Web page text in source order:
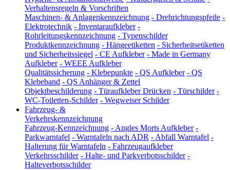
Verhaltensregeln & Vorschriften
Maschinen- & Anlagenkennzeichnung - Drehrichtungspfeile -
Elektrotechnik - Inventaraufkleber -
Rohrleitungskennzeichnung - Typenschilder
Produktkennzeichnung - Hängeetiketten - Sicherheitsetiketten
und Sicherheitssiegel - CE Aufkleber - Made in Germany
Aufkleber - WEEE Aufkleber
Qualitätssicherung - Klebepunkte - QS Aufkleber - QS
Klebeband - QS Anhänger & Zettel
Objektbeschilderung - Türaufkleber Drücken - Türschilder -
WC-Toiletten-Schilder - Wegweiser Schilder
Fahrzeug- &
Verkehrskennzeichnung
Fahrzeug-Kennzeichnung - Angles Morts Aufkleber -
Parkwarntafel - Warntafeln nach ADR - Abfall Warntafel -
Halterung für Warntafeln - Fahrzeugaufkleber
Verkehrsschilder - Halte- und Parkverbotsschilder -
Halteverbotsschilder